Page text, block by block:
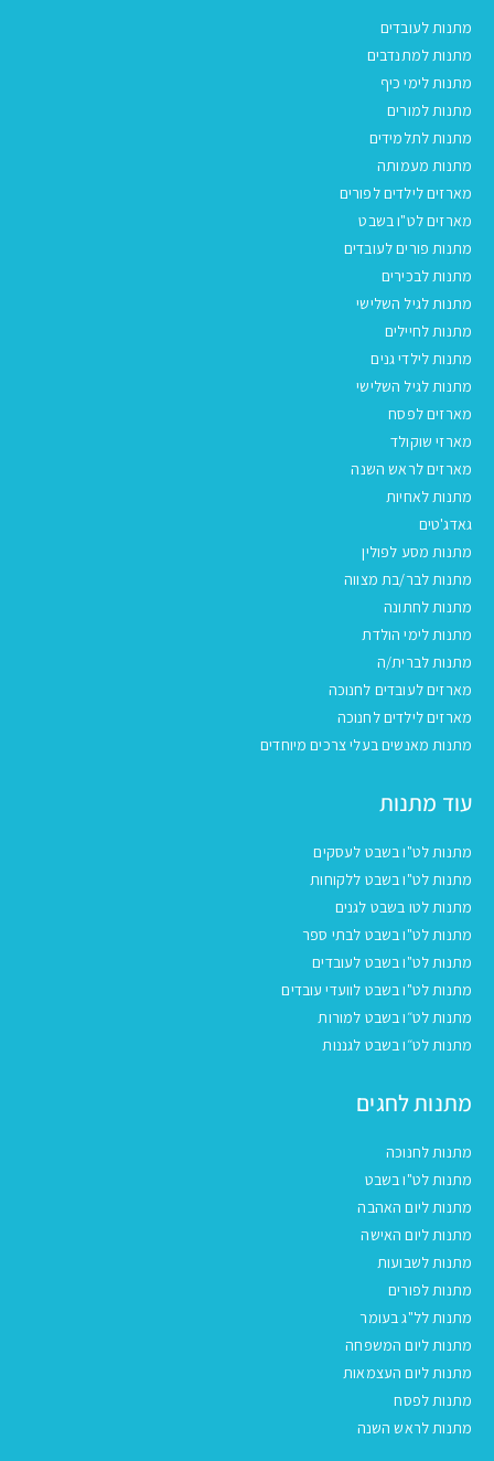
מתנות לעובדים
מתנות למתנדבים
מתנות לימי כיף
מתנות למורים
מתנות לתלמידים
מתנות מעמותה
מארזים לילדים לפורים
מארזים לט"ו בשבט
מתנות פורים לעובדים
מתנות לבכירים
מתנות לגיל השלישי
מתנות לחיילים
מתנות לילדי גנים
מתנות לגיל השלישי
מארזים לפסח
מארזי שוקולד
מארזים לראש השנה
מתנות לאחיות
גאדג'טים
מתנות מסע לפולין
מתנות לבר/בת מצווה
מתנות לחתונה
מתנות לימי הולדת
מתנות לברית/ה
מארזים לעובדים לחנוכה
מארזים לילדים לחנוכה
מתנות מאנשים בעלי צרכים מיוחדים
עוד מתנות
מתנות לט"ו בשבט לעסקים
מתנות לט"ו בשבט ללקוחות
מתנות לטו בשבט לגנים
מתנות לט"ו בשבט לבתי ספר
מתנות לט"ו בשבט לעובדים
מתנות לט"ו בשבט לוועדי עובדים
מתנות לט״ו בשבט למורות
מתנות לט״ו בשבט לגננות
מתנות לחגים
מתנות לחנוכה
מתנות לט"ו בשבט
מתנות ליום האהבה
מתנות ליום האישה
מתנות לשבועות
מתנות לפורים
מתנות לל"ג בעומר
מתנות ליום המשפחה
מתנות ליום העצמאות
מתנות לפסח
מתנות לראש השנה